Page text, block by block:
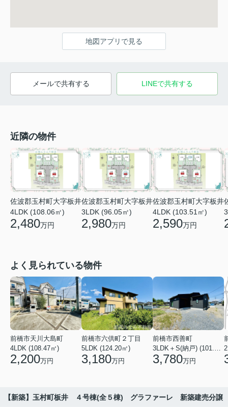
地図アプリで見る
メールで共有する LINEで共有する
近隣の物件
佐波郡玉村町大字板井
4LDK (108.06㎡)
2,480万円
佐波郡玉村町大字板井
3LDK (96.05㎡)
2,980万円
佐波郡玉村町大字板井
4LDK (103.51㎡)
2,590万円
よく見られている物件
前橋市天川大島町
4LDK (108.47㎡)
2,200万円
前橋市六供町２丁目
5LDK (124.20㎡)
3,180万円
前橋市西善町
3,780万円
【新築】玉村町板井 ４号棟(全５棟) グラファーレ 新築建売分譲